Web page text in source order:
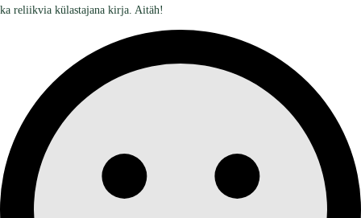
ka reliikvia külastajana kirja. Aitäh!